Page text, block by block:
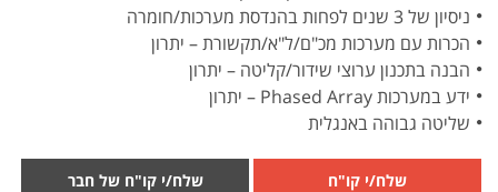
ניסיון של 3 שנים לפחות בהנדסת מערכות/חומרה
הכרות עם מערכות מכ"ם/ל"א/תקשורת – יתרון
הבנה בתכנון ערוצי שידור/קליטה – יתרון
ידע במערכות Phased Array – יתרון
שליטה גבוהה באנגלית
שלח/י קו"ח שלח/י קו"ח של חבר